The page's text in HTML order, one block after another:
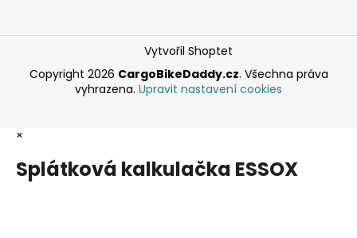
Vytvořil Shoptet
Copyright 2026 CargoBikeDaddy.cz. Všechna práva
vyhrazena. Upravit nastavení cookies
×
Splátková kalkulačka ESSOX